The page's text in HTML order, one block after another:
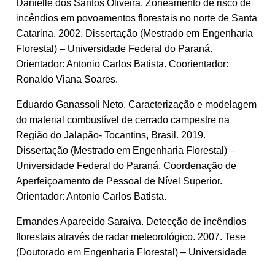
Danielle dos Santos Oliveira. Zoneamento de risco de
incêndios em povoamentos florestais no norte de Santa
Catarina. 2002. Dissertação (Mestrado em Engenharia
Florestal) – Universidade Federal do Paraná.
Orientador: Antonio Carlos Batista. Coorientador:
Ronaldo Viana Soares.
Eduardo Ganassoli Neto. Caracterização e modelagem
do material combustível de cerrado campestre na
Região do Jalapão- Tocantins, Brasil. 2019.
Dissertação (Mestrado em Engenharia Florestal) –
Universidade Federal do Paraná, Coordenação de
Aperfeiçoamento de Pessoal de Nível Superior.
Orientador: Antonio Carlos Batista.
Ernandes Aparecido Saraiva. Detecção de incêndios
florestais através de radar meteorológico. 2007. Tese
(Doutorado em Engenharia Florestal) – Universidade